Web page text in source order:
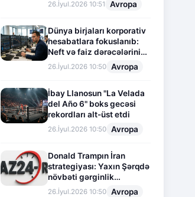
26.İyul.2026 10:51 Avropa
Dünya birjaları korporativ
hesabatlara fokuslanıb:
Neft və faiz dərəcələrinin
təsiri altında cari vəziyyət
26.İyul.2026 10:50 Avropa
İbay Llanosun "La Velada
del Año 6" boks gecəsi
rekordları alt-üst etdi
26.İyul.2026 10:50 Avropa
Donald Trampın İran
strategiyası: Yaxın Şərqdə
növbəti gərginlik
mərhələsi
26.İyul.2026 10:50 Avropa